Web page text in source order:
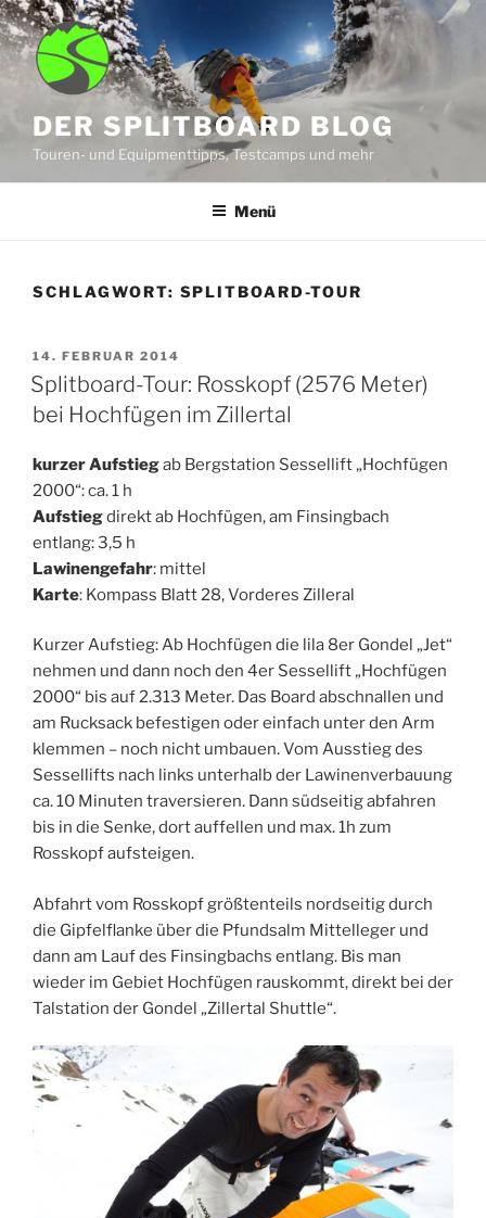
Zum
Inhalt
springen
DER SPLITBOARD BLOG
Touren- und Equipmenttipps, Testcamps und mehr
Menü
SCHLAGWORT: SPLITBOARD-TOUR
VERÖFFENTLICHT
AM
14. FEBRUAR 2014
Splitboard-Tour: Rosskopf (2576 Meter)
bei Hochfügen im Zillertal
kurzer Aufstiegab Bergstation Sessellift „Hochfügen
2000“: ca. 1 h
Aufstiegdirekt ab Hochfügen, am Finsingbach
entlang: 3,5 h
Lawinengefahr: mittel
Karte: Kompass Blatt 28, Vorderes Zilleral
Kurzer Aufstieg: Ab Hochfügen die lila 8er Gondel „Jet“
nehmen und dann noch den 4er Sessellift „Hochfügen
2000“ bis auf 2.313 Meter. Das Board abschnallen und
am Rucksack befestigen oder einfach unter den Arm
klemmen – noch nicht umbauen. Vom Ausstieg des
Sessellifts nach links unterhalb der Lawinenverbauung
ca. 10 Minuten traversieren. Dann südseitig abfahren
bis in die Senke, dort auffellen und max. 1h zum
Rosskopf aufsteigen.
Abfahrt vom Rosskopf größtenteils nordseitig durch
die Gipfelflanke über die Pfundsalm Mittelleger und
dann am Lauf des Finsingbachs entlang. Bis man
wieder im Gebiet Hochfügen rauskommt, direkt bei der
Talstation der Gondel „Zillertal Shuttle“.